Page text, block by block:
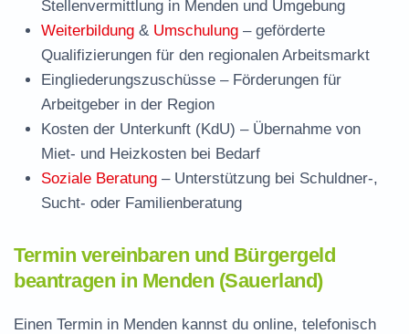
Stellenvermittlung in Menden und Umgebung
Weiterbildung & Umschulung – geförderte
Qualifizierungen für den regionalen Arbeitsmarkt
Eingliederungszuschüsse – Förderungen für
Arbeitgeber in der Region
Kosten der Unterkunft (KdU) – Übernahme von
Miet- und Heizkosten bei Bedarf
Soziale Beratung – Unterstützung bei Schuldner-,
Sucht- oder Familienberatung
Termin vereinbaren und Bürgergeld
beantragen in Menden (Sauerland)
Einen Termin in Menden kannst du online, telefonisch